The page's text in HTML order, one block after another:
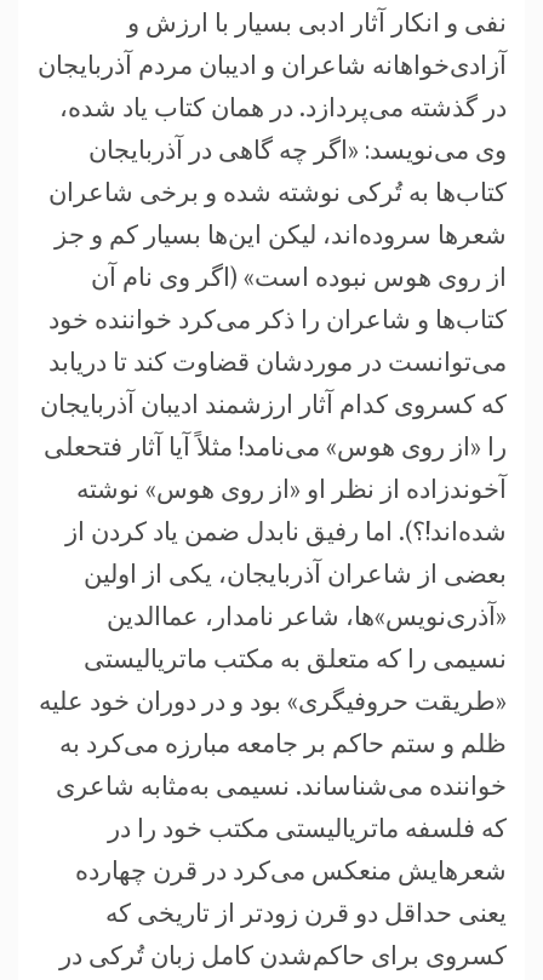
نفی و انکار آثار ادبی بسیار با ارزش و
آزادی‌خواهانه شاعران و ادیبان مردم آذربایجان
در گذشته می‌پردازد. در همان کتاب یاد شده،
وی می‌نویسد: «اگر چه گاهی در آذربایجان
کتاب‌ها به تُرکی نوشته شده و برخی شاعران
شعرها سروده‌اند، لیکن این‌ها بسیار کم و جز
از روی هوس نبوده است» (اگر وی نام آن
کتاب‌ها و شاعران را ذکر می‌کرد خواننده خود
می‌توانست در موردشان قضاوت کند تا دریابد
که کسروی کدام آثار ارزشمند ادیبان آذربایجان
را «از روی هوس» می‌نامد! مثلاً آیا آثار فتحعلی
آخوندزاده از نظر او «از روی هوس» نوشته
شده‌اند!؟). اما رفیق نابدل ضمن یاد کردن از
بعضی از شاعران آذربایجان، یکی از اولین
«آذری‌نویس»ها، شاعر نامدار، عماالدین
نسیمی را که متعلق به مکتب ماتریالیستی
«طریقت حروفیگری» بود و در دوران خود علیه
ظلم و ستم حاکم بر جامعه مبارزه می‌کرد به
خواننده می‌شناساند. نسیمی به‌مثابه شاعری
که فلسفه ماتریالیستی مکتب خود را در
شعرهایش منعکس می‌کرد در قرن چهارده
یعنی حداقل دو قرن زودتر از تاریخی که
کسروی برای حاکم‌شدن کامل زبان تُرکی در